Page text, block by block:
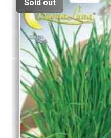
Sold out